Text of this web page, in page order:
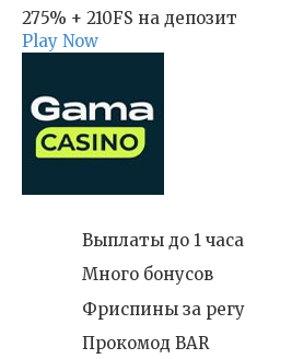
275% + 210FS на депозит
Play Now
Выплаты до 1 часа
Много бонусов
Фриспины за регу
Прокомод BAR